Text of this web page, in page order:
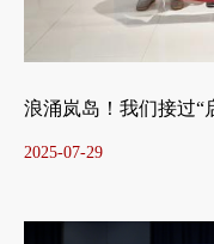
浪涌岚岛！我们接过“
2025-07-29